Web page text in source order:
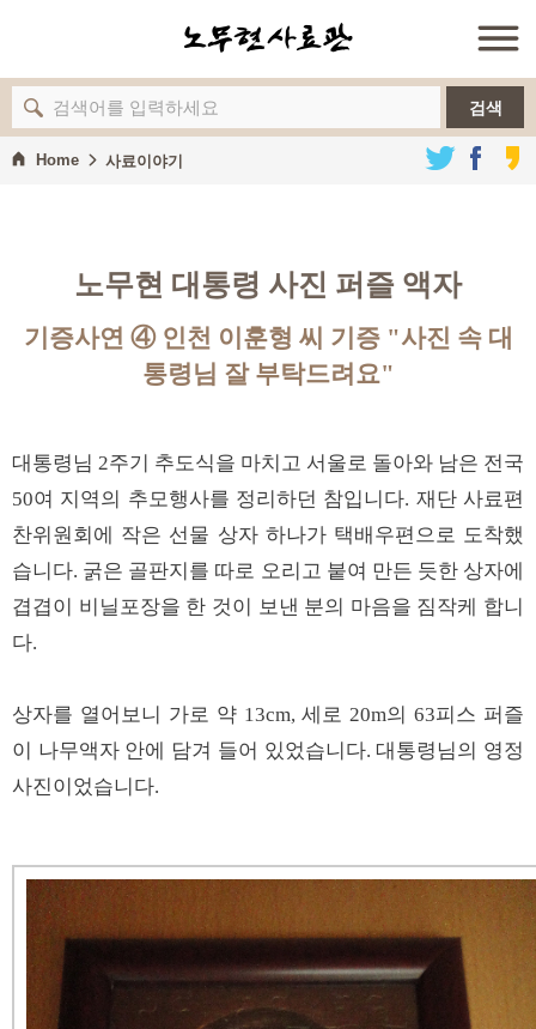
검색
Home 사료이야기
노무현 대통령 사진 퍼즐 액자
기증사연 ④ 인천 이훈형 씨 기증 "사진 속 대
통령님 잘 부탁드려요"
대통령님 2주기 추도식을 마치고 서울로 돌아와 남은 전국
50여 지역의 추모행사를 정리하던 참입니다. 재단 사료편
찬위원회에 작은 선물 상자 하나가 택배우편으로 도착했
습니다. 굵은 골판지를 따로 오리고 붙여 만든 듯한 상자에
겹겹이 비닐포장을 한 것이 보낸 분의 마음을 짐작케 합니
다.
상자를 열어보니 가로 약 13cm, 세로 20m의 63피스 퍼즐
이 나무액자 안에 담겨 들어 있었습니다. 대통령님의 영정
사진이었습니다.